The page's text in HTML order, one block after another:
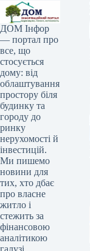
ДОМ Інфор
— портал про
все, що
стосується
дому: від
облаштування
простору біля
будинку та
городу до
ринку
нерухомості й
інвестицій.
Ми пишемо
новини для
тих, хто дбає
про власне
житло і
стежить за
фінансовою
аналітикою
галузі.